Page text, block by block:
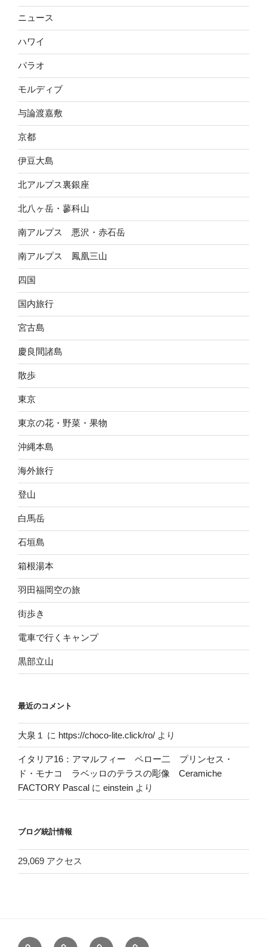
ニュース
ハワイ
パラオ
モルディブ
与論渡嘉敷
京都
伊豆大島
北アルプス裏銀座
北八ヶ岳・蓼科山
南アルプス 悪沢・赤石岳
南アルプス 鳳凰三山
四国
国内旅行
宮古島
慶良間諸島
散歩
東京
東京の花・野菜・果物
沖縄本島
海外旅行
登山
白馬岳
石垣島
箱根湯本
羽田福岡空の旅
街歩き
電車で行くキャンプ
黒部立山
最近のコメント
大泉１ に https://choco-lite.click/ro/ より
イタリア16：アマルフィー ペロー二 プリンセス・
ド・モナコ ラベッロのテラスの彫像 Ceramiche
FACTORY Pascal に einstein より
ブログ統計情報
29,069 アクセス
ホ お ヘ 電